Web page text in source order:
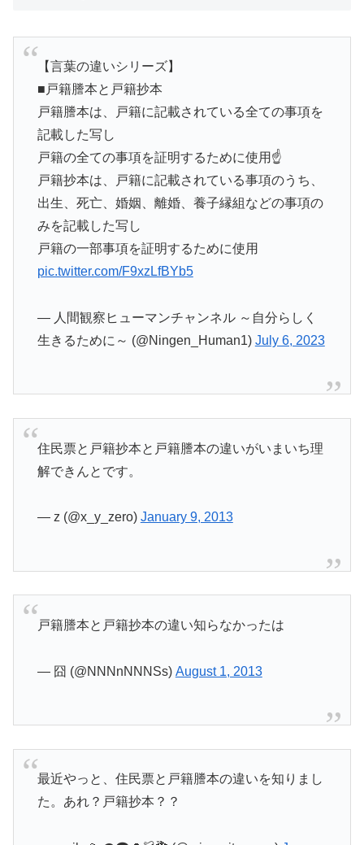
【言葉の違いシリーズ】
■戸籍謄本と戸籍抄本
戸籍謄本は、戸籍に記載されている全ての事項を
記載した写し
戸籍の全ての事項を証明するために使用☝️
戸籍抄本は、戸籍に記載されている事項のうち、
出生、死亡、婚姻、離婚、養子縁組などの事項の
みを記載した写し
戸籍の一部事項を証明するために使用
pic.twitter.com/F9xzLfBYb5
— 人間観察ヒューマンチャンネル ～自分らしく
生きるために～ (@Ningen_Human1) July 6, 2023
住民票と戸籍抄本と戸籍謄本の違いがいまいち理
解できんとです。
— z (@x_y_zero) January 9, 2013
戸籍謄本と戸籍抄本の違い知らなかったは
— 囧 (@NNNnNNNSs) August 1, 2013
最近やっと、住民票と戸籍謄本の違いを知りまし
た。あれ？戸籍抄本？？